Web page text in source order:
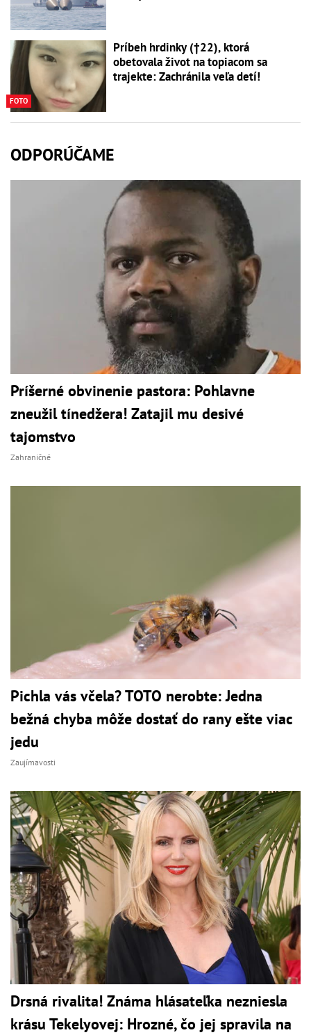
FOTO
Príbeh hrdinky (†22), ktorá
obetovala život na topiacom sa
trajekte: Zachránila veľa detí!
ODPORÚČAME
Príšerné obvinenie pastora: Pohlavne
zneužil tínedžera! Zatajil mu desivé
tajomstvo
Zahraničné
Pichla vás včela? TOTO nerobte: Jedna
bežná chyba môže dostať do rany ešte viac
jedu
Zaujímavosti
Drsná rivalita! Známa hlásateľka nezniesla
krásu Tekelyovej: Hrozné, čo jej spravila na